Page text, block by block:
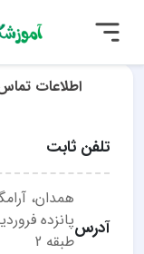
اطلاعات
تلفن ثابت
آدرس
همدان،
پانزده
طبقه 2